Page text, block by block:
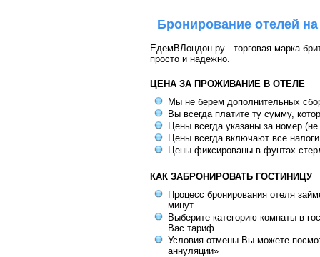
Бронирование отелей
ЕдемВЛондон.ру - торговая марка
просто и надежно.
ЦЕНА ЗА ПРОЖИВАНИЕ В ОТЕЛЕ
Мы не берем дополнительных
Вы всегда платите ту сумму,
Цены всегда указаны за номер
Цены всегда включают все
Цены фиксированы в фунтах
КАК ЗАБРОНИРОВАТЬ ГОСТИНИЦУ
Процесс бронирования отеля
минут
Выберите категорию комнаты в
Вас тариф
Условия отмены Вы можете
аннуляции»